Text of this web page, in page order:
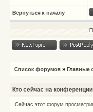
Вернуться к началу
Список форумов » Главные
Кто сейчас на конференции
Сейчас этот форум